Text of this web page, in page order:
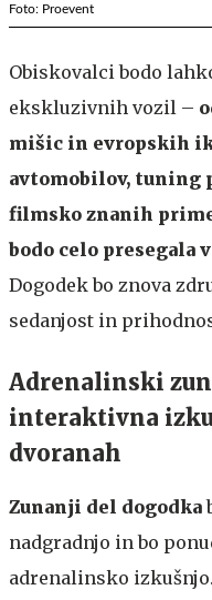
Foto: Proevent
Obiskovalci bodo
ekskluzivnih vozil –
mišic in evropskih
avtomobilov, tuning
filmsko znanih
bodo celo
Dogodek bo znova
sedanjost in
Adrenalinski
interaktivna
dvoranah
Zunanji del dogodka
nadgradnjo in bo
adrenalinsko